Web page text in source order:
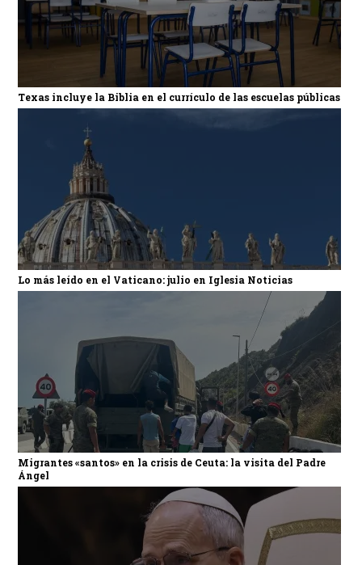
Texas incluye la Biblia en el currículo de las escuelas públicas
Lo más leído en el Vaticano: julio en Iglesia Noticias
Migrantes «santos» en la crisis de Ceuta: la visita del Padre
Ángel